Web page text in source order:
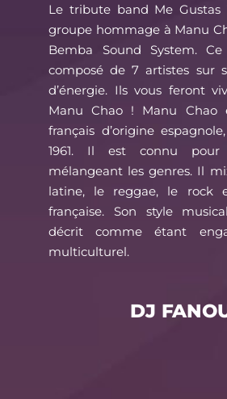
Le tribute band Me Gustas
groupe hommage à Manu
Bemba Sound System.
composé de 7 artistes sur
d’énergie. Ils vous feront
Manu Chao ! Manu Chao
français d’origine
1961. Il est connu pour
mélangeant les genres. Il
latine, le reggae, le rock
française. Son style
décrit comme étant
multiculturel.
DJ